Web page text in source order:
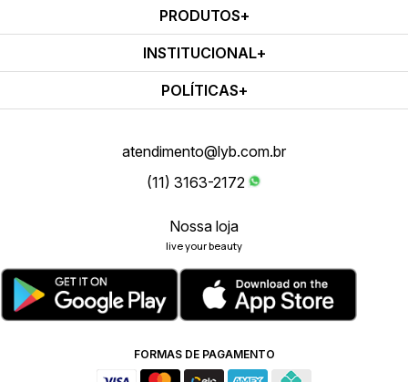
PRODUTOS
INSTITUCIONAL
POLÍTICAS
atendimento@lyb.com.br
(11) 3163-2172
Nossa loja
live your beauty
FORMAS DE PAGAMENTO